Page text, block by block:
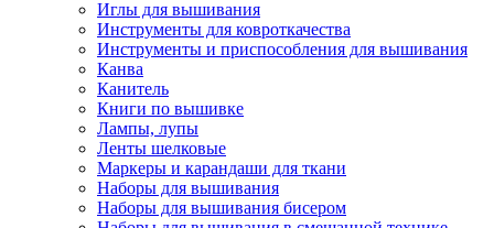
Иглы для вышивания
Инструменты для ковроткачества
Инструменты и приспособления для вышивания
Канва
Канитель
Книги по вышивке
Лампы, лупы
Ленты шелковые
Маркеры и карандаши для ткани
Наборы для вышивания
Наборы для вышивания бисером